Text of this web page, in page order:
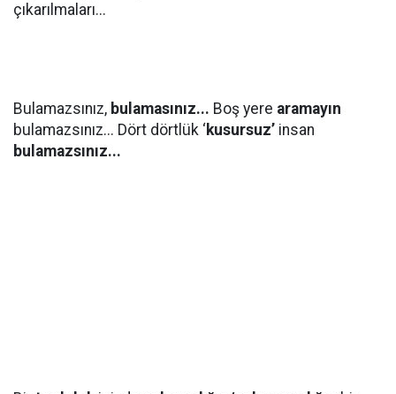
çıkarılmaları...
Bulamazsınız, bulamasınız... Boş yere aramayın
bulamazsınız... Dört dörtlük ‘ kusursuz’ insan
bulamazsınız...